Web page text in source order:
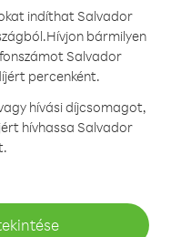
indíthat Salvador
Hívjon bármilyen
Salvador
percenként.
hívási díjcsomagot,
hívhassa Salvador